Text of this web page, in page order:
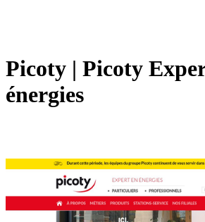
Picoty | Picoty
énergies